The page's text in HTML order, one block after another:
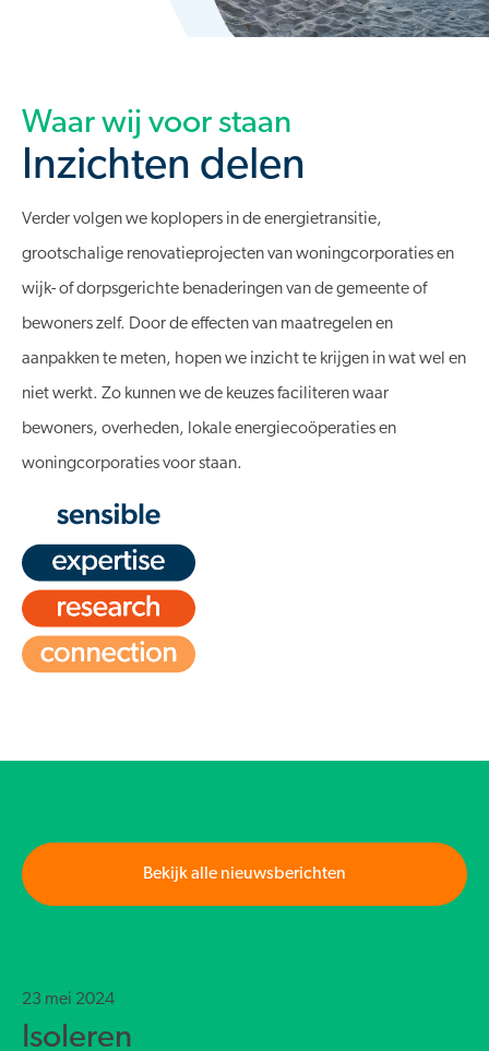
Waar wij voor staan
Inzichten delen
Verder volgen we koplopers in de energietransitie,
grootschalige renovatieprojecten van woningcorporaties en
wijk- of dorpsgerichte benaderingen van de gemeente of
bewoners zelf. Door de effecten van maatregelen en
aanpakken te meten, hopen we inzicht te krijgen in wat wel en
niet werkt. Zo kunnen we de keuzes faciliteren waar
bewoners, overheden, lokale energiecoöperaties en
woningcorporaties voor staan.
Bekijk alle nieuwsberichten
23 mei 2024
Isoleren